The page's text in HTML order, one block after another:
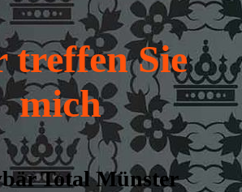
treffen Sie
mich
Total Münster